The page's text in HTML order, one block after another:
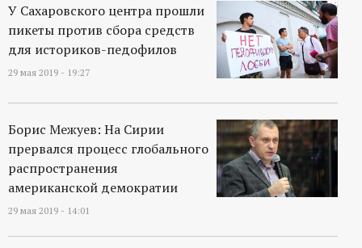
У Сахаровского центра прошли
пикеты против сбора средств
для историков-педофилов
29 мая 2019 - 19:27
Борис Межуев: На Сирии
прервался процесс глобального
распространения
американской демократии
29 мая 2019 - 14:01